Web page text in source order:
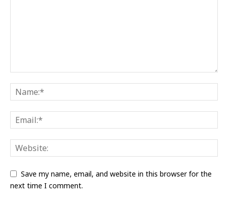
Save my name, email, and website in this browser for the
next time I comment.